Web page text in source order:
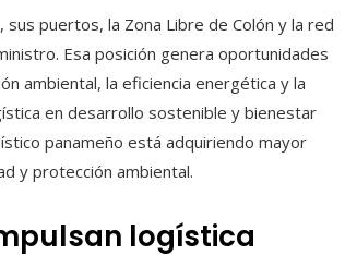
puertos, la Zona Libre de Colón y la red
Esa posición genera oportunidades
ambiental, la eficiencia energética y la
en desarrollo sostenible y bienestar
panameño está adquiriendo mayor
y protección ambiental.
logística